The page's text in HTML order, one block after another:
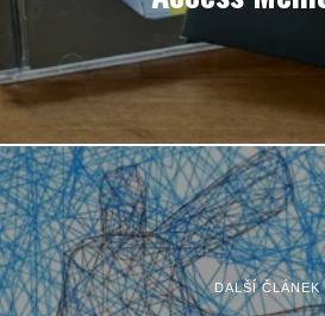
DALŠÍ ČLÁNEK